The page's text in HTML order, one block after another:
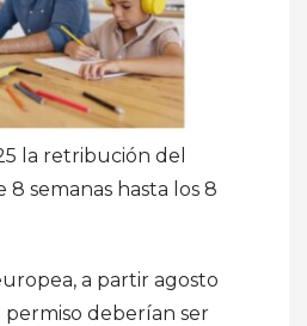
la retribución del
semanas hasta los 8
a partir agosto
deberían ser